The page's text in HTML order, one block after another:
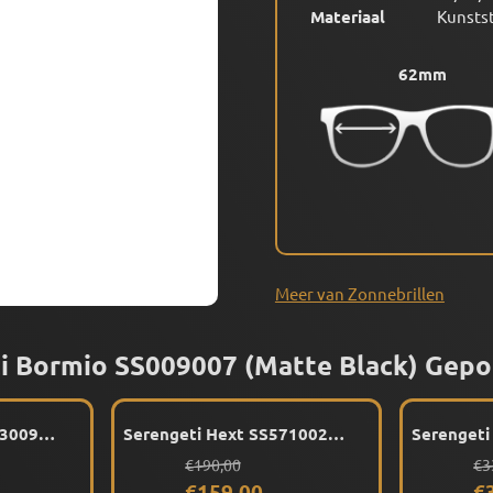
Materiaal
62mm
Meer van Zonnebrillen
Bormio SS009007 (Matte Black)
289,00
Serengeti Hext SS571002
Van 190,00 voor 159,00
€190,00
Serengeti